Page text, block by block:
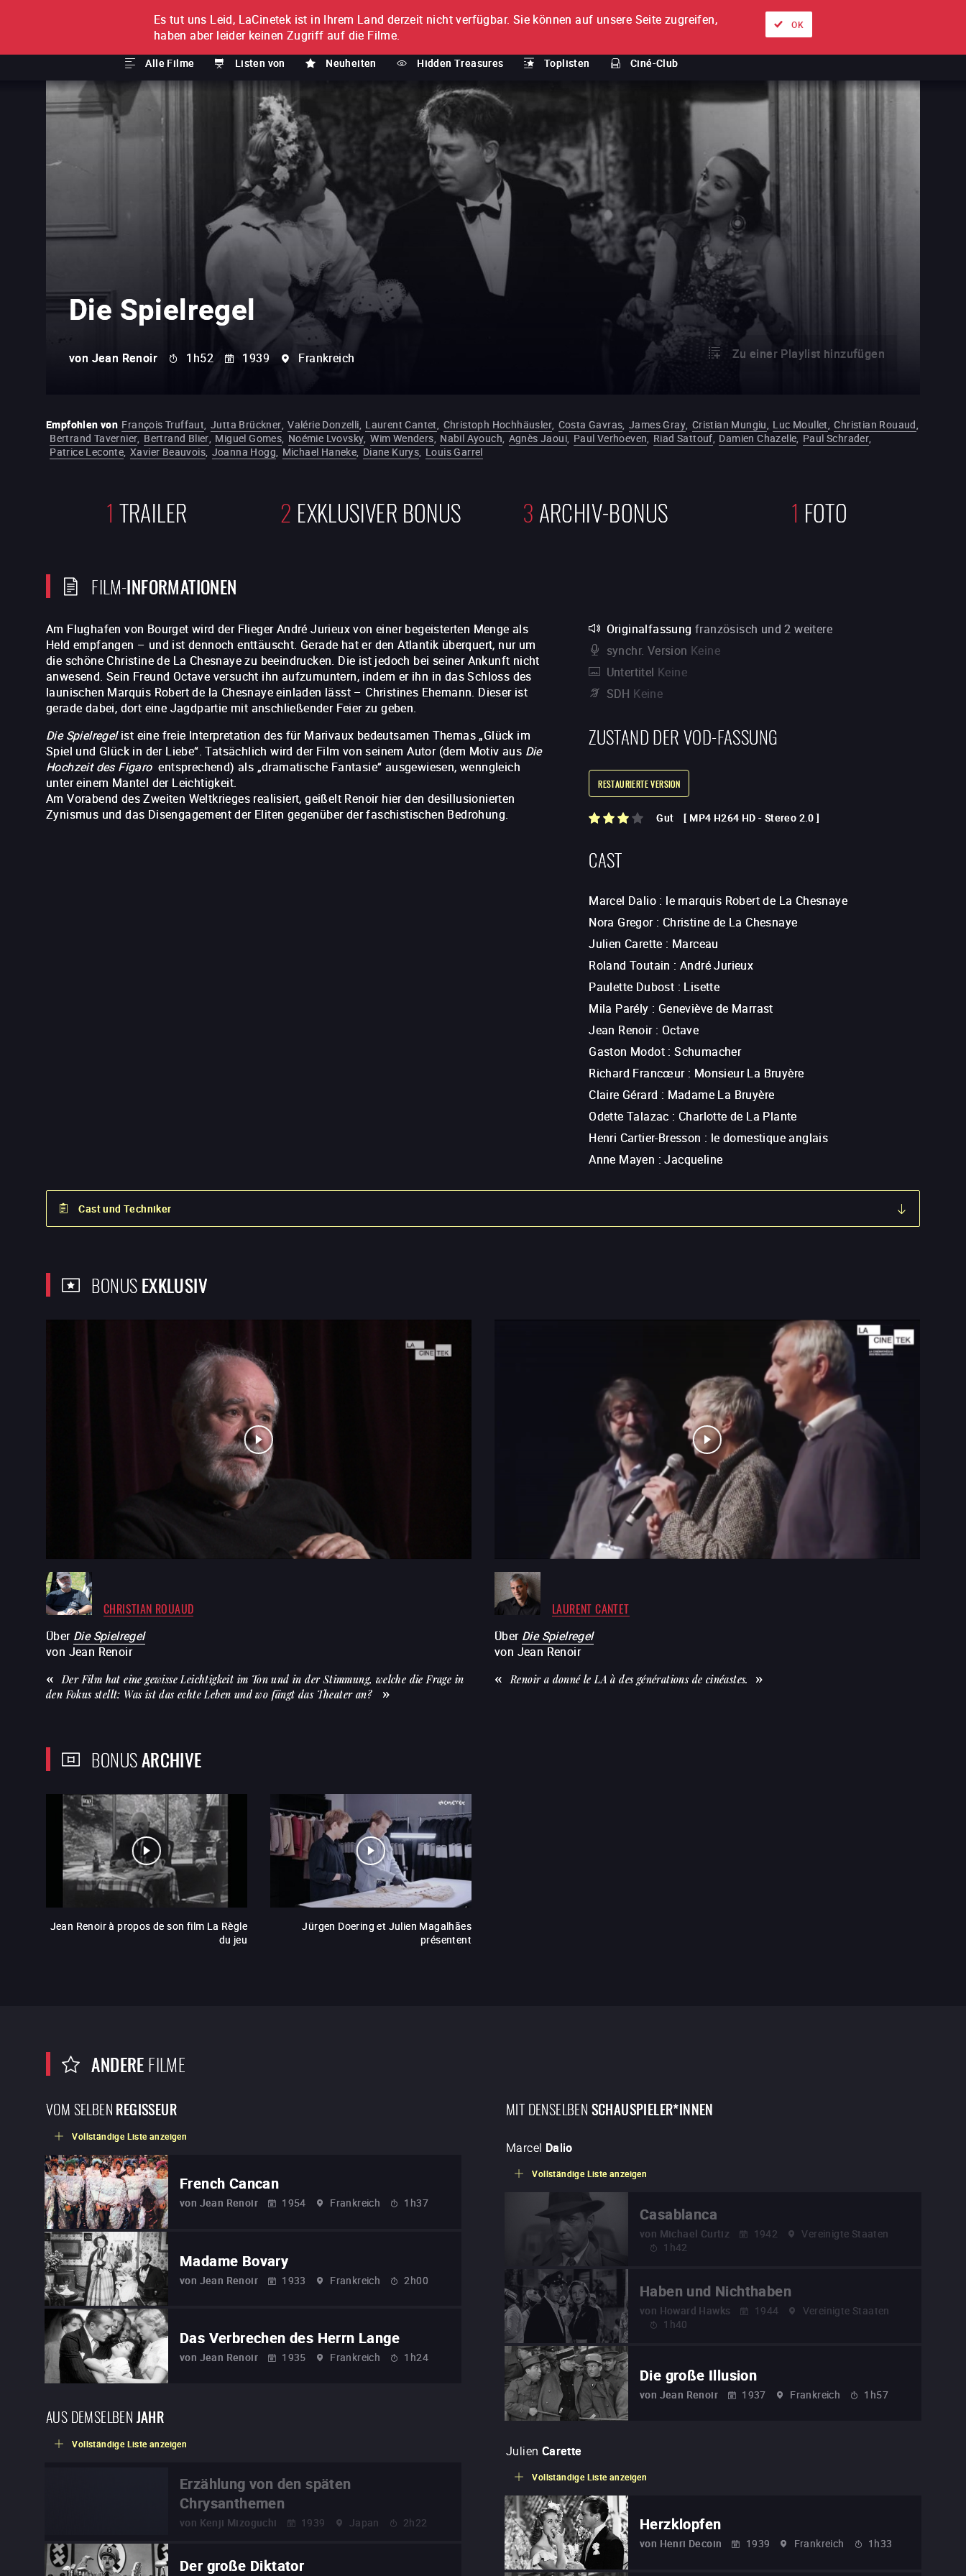
FILM FÜR FILM
Alle Filme Listen von Neuheiten Hidden Treasures Toplisten Ciné-Club
ABONNEMENT Über uns Unsere Angebote
Die Spielregel
von Jean Renoir 1h52 1939 Frankreich Zu einer Playlist hinzufügen
Empfohlen von François Truffaut, Jutta Brückner, Valérie Donzelli, Laurent Cantet, Christoph Hochhäusler, Costa Gavras, James Gray, Cristian Mungiu, Luc Moullet, Christian Rouaud,
Bertrand Tavernier, Bertrand Blier, Miguel Gomes, Noémie Lvovsky, Wim Wenders, Nabil Ayouch, Agnès Jaoui, Paul Verhoeven, Riad Sattouf, Damien Chazelle, Paul Schrader,
Patrice Leconte, Xavier Beauvois, Joanna Hogg, Michael Haneke, Diane Kurys, Louis Garrel
1 TRAILER 2 EXKLUSIVER BONUS 3 ARCHIV-BONUS 1 FOTO
FILM-INFORMATIONEN
Am Flughafen von Bourget wird der Flieger André Jurieux von einer begeisterten Menge als
Held empfangen – und ist dennoch enttäuscht. Gerade hat er den Atlantik überquert, nur um
die schöne Christine de La Chesnaye zu beeindrucken. Die ist jedoch bei seiner Ankunft nicht
anwesend. Sein Freund Octave versucht ihn aufzumuntern, indem er ihn in das Schloss des
launischen Marquis Robert de la Chesnaye einladen lässt – Christines Ehemann. Dieser ist
gerade dabei, dort eine Jagdpartie mit anschließender Feier zu geben.
Die Spielregelist eine freie Interpretation des für Marivaux bedeutsamen Themas „Glück im
Spiel und Glück in der Liebe“. Tatsächlich wird der Film von seinem Autor (dem Motiv aus Die
Hochzeit des Figaro entsprechend) als „dramatische Fantasie“ ausgewiesen, wenngleich
unter einem Mantel der Leichtigkeit.
Am Vorabend des Zweiten Weltkrieges realisiert, geißelt Renoir hier den desillusionierten
Zynismus und das Disengagement der Eliten gegenüber der faschistischen Bedrohung.
Originalfassung französisch und 2 weitere
synchr. Version Keine
Untertitel Keine
SDH Keine
ZUSTAND DER VOD-FASSUNG
RESTAURIERTE VERSION
Gut [ MP4 H264 HD - Stereo 2.0 ]
CAST
Marcel Dalio : le marquis Robert de La Chesnaye
Nora Gregor: Christine de La Chesnaye
Julien Carette : Marceau
Roland Toutain :André Jurieux
Paulette Dubost : Lisette
Mila Parély : Geneviève de Marrast
Jean Renoir: Octave
Gaston Modot :Schumacher
Richard Francœur: Monsieur La Bruyère
Claire Gérard : Madame La Bruyère
Odette Talazac :Charlotte de La Plante
Henri Cartier-Bresson : le domestique anglais
Anne Mayen :Jacqueline
Cast und Techniker
BONUSEXKLUSIV
CHRISTIAN ROUAUD
Über Die Spielregel
von Jean Renoir
Der Film hat eine gewisse Leichtigkeit im Ton und in der Stimmung, welche die Frage in
den Fokus stellt: Was ist das echte Leben und wo fängt das Theater an?
LAURENT CANTET
Über Die Spielregel
von Jean Renoir
Renoir a donné le LA à des générations de cinéastes.
BONUSARCHIVE
Jean Renoir à propos de son film La Règle
du jeu
Jürgen Doering et Julien Magalhães
présentent
ANDEREFILME
VOM SELBENREGISSEUR
Vollständige Liste anzeigen
French Cancan
von Jean Renoir 1954 Frankreich 1h37
Madame Bovary
von Jean Renoir 1933 Frankreich 2h00
Das Verbrechen des Herrn Lange
von Jean Renoir 1935 Frankreich 1h24
AUS DEMSELBENJAHR
Vollständige Liste anzeigen
Erzählung von den späten
Chrysanthemen
von Kenji Mizoguchi 1939 Japan 2h22
Der große Diktator
MIT DENSELBENSCHAUSPIELER*INNEN
Marcel Dalio
Vollständige Liste anzeigen
Casablanca
von Michael Curtiz 1942
Vereinigte Staaten
1h42
Haben und Nichthaben
von Howard Hawks 1944
Vereinigte Staaten
1h40
Die große Illusion
von Jean Renoir 1937 Frankreich 1h57
Julien Carette
Vollständige Liste anzeigen
Herzklopfen
von Henri Decoin 1939 Frankreich 1h33
Es tut uns Leid, LaCinetek ist in Ihrem Land derzeit nicht verfügbar. Sie können auf unsere Seite zugreifen,
haben aber leider keinen Zugriff auf die Filme.
OK